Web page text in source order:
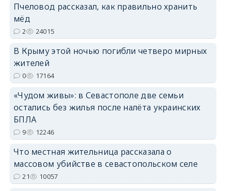
Пчеловод рассказал, как правильно хранить
мёд
2 24015
В Крыму этой ночью погибли четверо мирных
жителей
0 17164
«Чудом живы»: в Севастополе две семьи
остались без жилья после налёта украинских
БПЛА
9 12246
Что местная жительница рассказала о
массовом убийстве в севастопольском селе
21 10057